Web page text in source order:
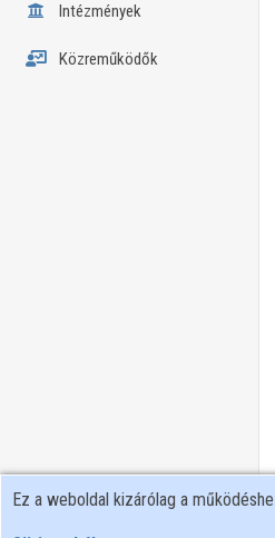
Intézmények
Közreműködők
Ez a weboldal kizárólag a